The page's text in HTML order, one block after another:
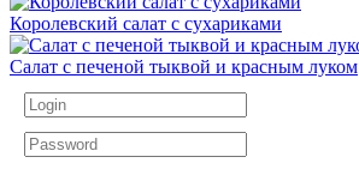
Королевский салат с сухариками
Салат с печеной тыквой и красным луком